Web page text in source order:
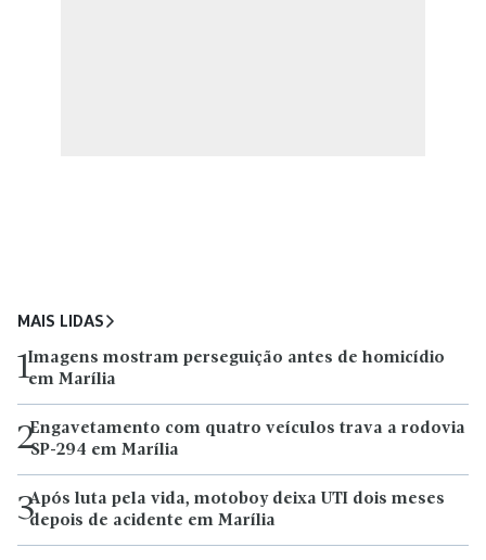
MAIS LIDAS
1Imagens mostram perseguição antes de homicídio
em Marília
2Engavetamento com quatro veículos trava a rodovia
SP-294 em Marília
3Após luta pela vida, motoboy deixa UTI dois meses
depois de acidente em Marília